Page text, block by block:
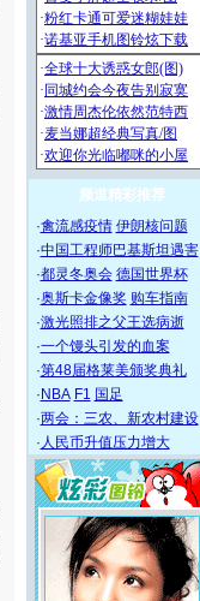
频道精彩推荐
·禽流感疫情 伊朗核问题
·中国工程师巴基斯坦遇害
·都灵冬奥会 德国世界杯
·奥斯卡金像奖 购车指南
·激光照排之父王选病逝
·一个馒头引发的血案
·第48届格莱美颁奖典礼
· NBA F1 国足
·两会：三农、新农村建设
· 人民币升值压力增大